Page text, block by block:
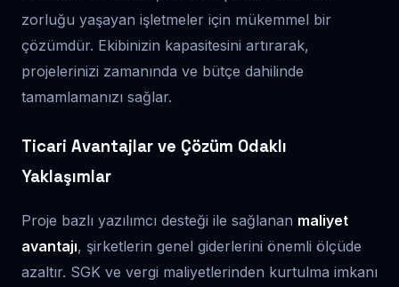
zorluğu yaşayan işletmeler için mükemmel bir
çözümdür. Ekibinizin kapasitesini artırarak,
projelerinizi zamanında ve bütçe dahilinde
tamamlamanızı sağlar.
Ticari Avantajlar ve Çözüm Odaklı
Yaklaşımlar
Proje bazlı yazılımcı desteği ile sağlanan maliyet
avantajı, şirketlerin genel giderlerini önemli ölçüde
azaltır. SGK ve vergi maliyetlerinden kurtulma imkanı